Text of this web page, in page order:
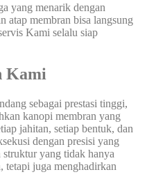
yang menarik dengan
atap membran bisa langsung
Kami selalu siap
Kami
sebagai prestasi tinggi,
kanopi membran yang
jahitan, setiap bentuk, dan
dengan presisi yang
struktur yang tidak hanya
tetapi juga menghadirkan